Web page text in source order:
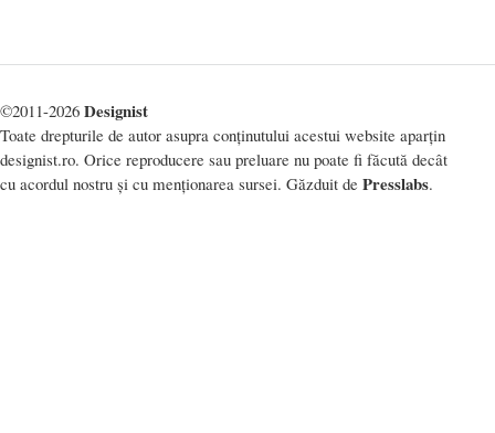
©2011-2026 Designist
Toate drepturile de autor asupra conținutului acestui website aparțin
designist.ro. Orice reproducere sau preluare nu poate fi făcută decât
cu acordul nostru și cu menționarea sursei. Găzduit de Presslabs.